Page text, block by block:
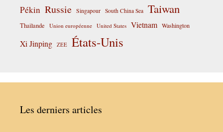
Pékin Russie Singapour South China Sea Taiwan
Thaïlande Union européenne United States Vietnam Washington
Xi Jinping ZEE États-Unis
Les derniers articles